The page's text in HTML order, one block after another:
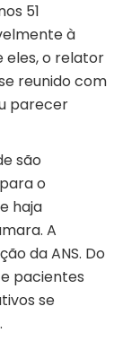
51
à
eles, o relator
reunido com
parecer
são
o
haja
A
da ANS. Do
pacientes
se